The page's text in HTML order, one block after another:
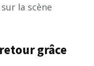
la scène
grâce